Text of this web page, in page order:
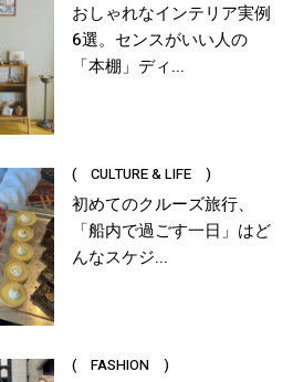
おしゃれなインテリア実例
6選。センスがいい人の
「本棚」ディ...
( CULTURE & LIFE )
初めてのクルーズ旅行、
「船内で過ごす一日」はど
んなスケジ...
( FASHION )